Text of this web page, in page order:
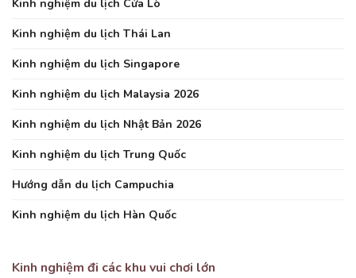
Kinh nghiệm du lịch Cửa Lò
Kinh nghiệm du lịch Thái Lan
Kinh nghiệm du lịch Singapore
Kinh nghiệm du lịch Malaysia 2026
Kinh nghiệm du lịch Nhật Bản 2026
Kinh nghiệm du lịch Trung Quốc
Hướng dẫn du lịch Campuchia
Kinh nghiệm du lịch Hàn Quốc
Kinh nghiệm đi các khu vui chơi lớn